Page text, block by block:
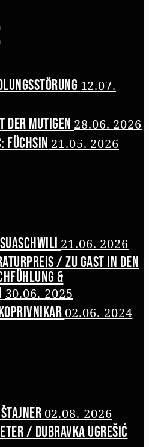
12.07.
der Mutigen 28.06. 2026
Füchsin 21.05. 2026
21.06. 2026
/ Zu Gast in den
&
30.06. 2025
02.06. 2024
Štajner 02.08. 2026
/ Dubravka Ugrešić